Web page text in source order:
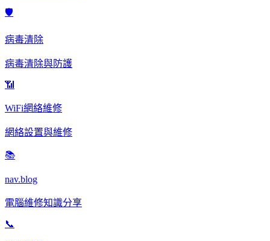
🛡️
病毒清除
病毒清除與防護
📶
WiFi網絡維修
網絡設置與維修
📚
nav.blog
電腦維修知識分享
📞